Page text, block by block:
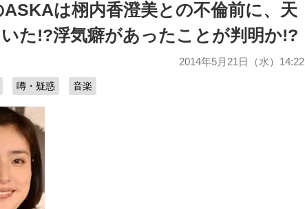
は栩内香澄美との不倫前に、天
た!?浮気癖があったことが判明か!?
2014年5月21日（水）14:22
噂・疑惑 音楽